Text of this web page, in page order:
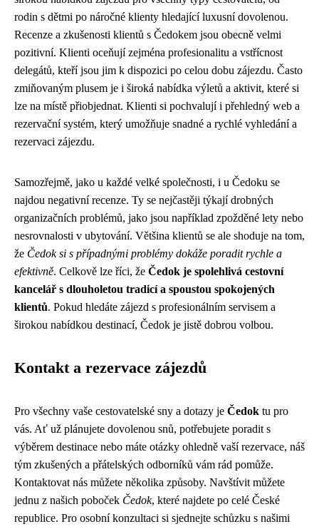
rodin s dětmi po náročné klienty hledající luxusní dovolenou.
Recenze a zkušenosti klientů s Čedokem jsou obecně velmi
pozitivní. Klienti oceňují zejména profesionalitu a vstřícnost
delegátů, kteří jsou jim k dispozici po celou dobu zájezdu. Často
zmiňovaným plusem je i široká nabídka výletů a aktivit, které si
lze na místě přiobjednat. Klienti si pochvalují i přehledný web a
rezervační systém, který umožňuje snadné a rychlé vyhledání a
rezervaci zájezdu.
Samozřejmě, jako u každé velké společnosti, i u Čedoku se
najdou negativní recenze. Ty se nejčastěji týkají drobných
organizačních problémů, jako jsou například zpožděné lety nebo
nesrovnalosti v ubytování. Většina klientů se ale shoduje na tom,
že Čedok si s případnými problémy dokáže poradit rychle a
efektivně. Celkově lze říci, že Čedok je spolehlivá cestovní
kancelář s dlouholetou tradicí a spoustou spokojených
klientů. Pokud hledáte zájezd s profesionálním servisem a
širokou nabídkou destinací, Čedok je jistě dobrou volbou.
Kontakt a rezervace zájezdů
Pro všechny vaše cestovatelské sny a dotazy je Čedok tu pro
vás. Ať už plánujete dovolenou snů, potřebujete poradit s
výběrem destinace nebo máte otázky ohledně vaší rezervace, náš
tým zkušených a přátelských odborníků vám rád pomůže.
Kontaktovat nás můžete několika způsoby. Navštívit můžete
jednu z našich poboček Čedok, které najdete po celé České
republice. Pro osobní konzultaci si sjednejte schůzku s našimi